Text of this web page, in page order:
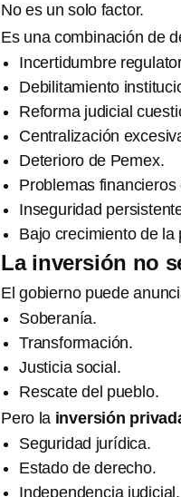
No es un solo factor.
Es una combinación de
Incertidumbre
Debilitamiento
Reforma judicial
Centralización
Deterioro de Pemex.
Problemas financieros
Inseguridad
Bajo crecimiento de la
La inversión no
El gobierno puede
Soberanía.
Transformación.
Justicia social.
Rescate del pueblo.
Pero la inversión
Seguridad jurídica.
Estado de derecho.
Independencia judicial.